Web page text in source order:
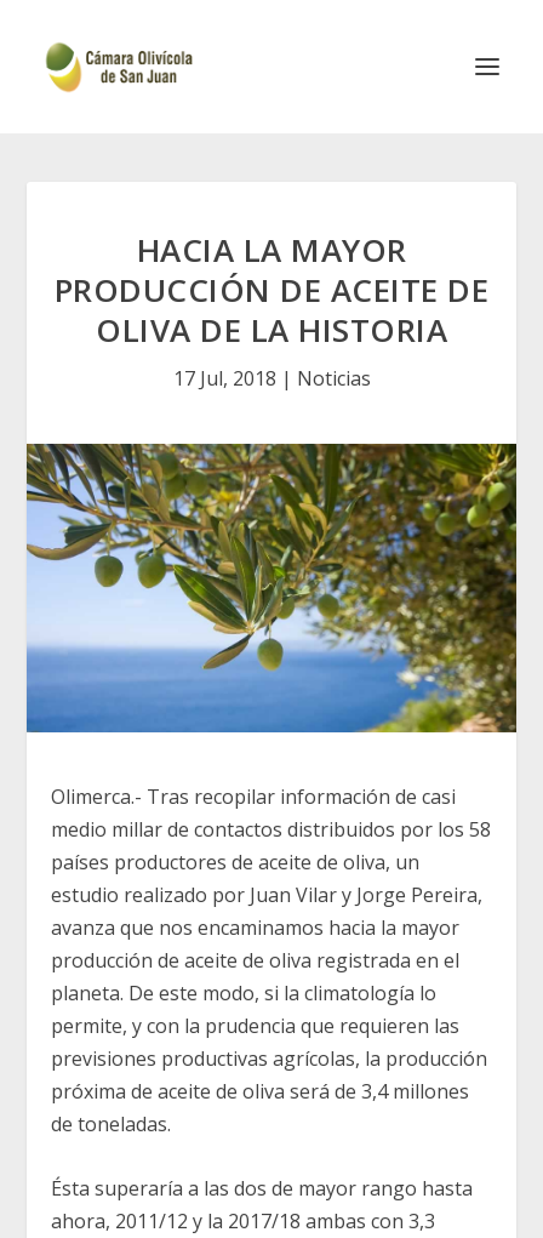
HACIA LA MAYOR
PRODUCCIÓN DE ACEITE DE
OLIVA DE LA HISTORIA
17 Jul, 2018 | Noticias
Olimerca.- Tras recopilar información de casi
medio millar de contactos distribuidos por los 58
países productores de aceite de oliva, un
estudio realizado por Juan Vilar y Jorge Pereira,
avanza que nos encaminamos hacia la mayor
producción de aceite de oliva registrada en el
planeta. De este modo, si la climatología lo
permite, y con la prudencia que requieren las
previsiones productivas agrícolas, la producción
próxima de aceite de oliva será de 3,4 millones
de toneladas.
Ésta superaría a las dos de mayor rango hasta
ahora, 2011/12 y la 2017/18 ambas con 3,3